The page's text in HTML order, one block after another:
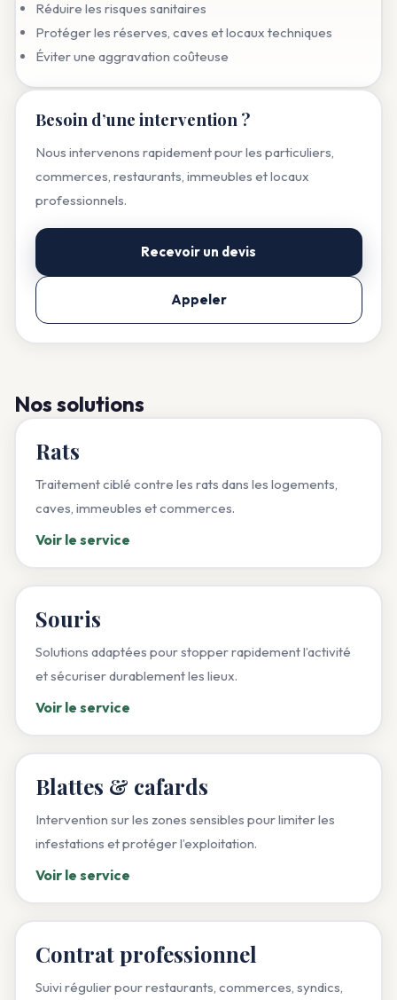
Réduire les risques sanitaires
Protéger les réserves, caves et locaux techniques
Éviter une aggravation coûteuse
Besoin d’une intervention ?
Nous intervenons rapidement pour les particuliers,
commerces, restaurants, immeubles et locaux
professionnels.
Recevoir un devis
Appeler
Nos solutions
Rats
Traitement ciblé contre les rats dans les logements,
caves, immeubles et commerces.
Voir le service
Souris
Solutions adaptées pour stopper rapidement l’activité
et sécuriser durablement les lieux.
Voir le service
Blattes & cafards
Intervention sur les zones sensibles pour limiter les
infestations et protéger l’exploitation.
Voir le service
Contrat professionnel
Suivi régulier pour restaurants, commerces, syndics,